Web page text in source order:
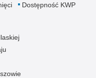
Dostępność KWP